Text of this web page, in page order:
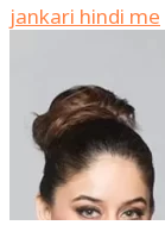
jankari hindi me